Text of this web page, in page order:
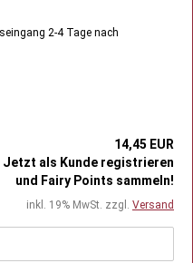
2-4 Tage nach
14,45 EUR
Jetzt als Kunde registrieren
und Fairy Points sammeln!
inkl. 19% MwSt. zzgl. Versand